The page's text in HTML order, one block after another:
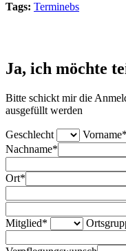
Tags: Terminebs
Ja, ich möchte
Bitte schickt mir die
ausgefüllt werden
Geschlecht
Vorname*
Nachname*
Ort*
Mitglied*